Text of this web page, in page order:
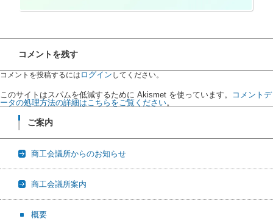
コメントを残す
コメントを投稿するには ログイン してください。
このサイトはスパムを低減するために Akismet を使っています。
コメントデ
ータの処理方法の詳細はこちらをご覧ください。
ご案内
商工会議所からのお知らせ
商工会議所案内
概要